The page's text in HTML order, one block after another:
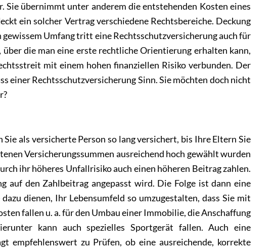
übernimmt unter anderem die entstehenden Kosten eines
ein solcher Vertrag verschiedene Rechtsbereiche. Deckung
Umfang tritt eine Rechtsschutzversicherung auch für
die man eine erste rechtliche Orientierung erhalten kann,
mit einem hohen finanziellen Risiko verbunden. Der
einer Rechtsschutzversicherung Sinn. Sie möchten doch nicht
als versicherte Person so lang versichert, bis Ihre Eltern Sie
Versicherungssummen ausreichend hoch gewählt wurden
ihr höheres Unfallrisiko auch einen höheren Beitrag zahlen.
auf den Zahlbeitrag angepasst wird. Die Folge ist dann eine
dienen, Ihr Lebensumfeld so umzugestalten, dass Sie mit
fallen u. a. für den Umbau einer Immobilie, die Anschaffung
kann auch spezielles Sportgerät fallen. Auch eine
empfehlenswert zu Prüfen, ob eine ausreichende, korrekte